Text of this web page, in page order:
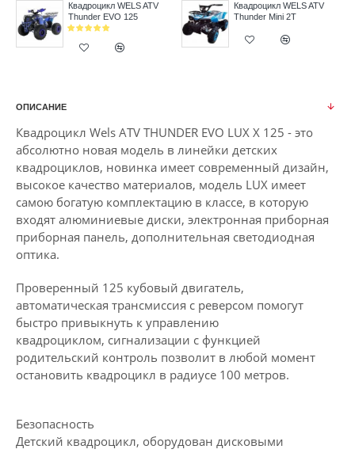
Квадроцикл WELS ATV
Thunder EVO 125
Квадроцикл WELS ATV
Thunder Mini 2T
ОПИСАНИЕ
Квадроцикл Wels ATV THUNDER EVO LUX X 125 - это
абсолютно новая модель в линейки детских
квадроциклов, новинка имеет современный дизайн,
высокое качество материалов, модель LUX имеет
самою богатую комплектацию в классе, в которую
входят алюминиевые диски, электронная приборная
приборная панель, дополнительная светодиодная
оптика.
Проверенный 125 кубовый двигатель,
автоматическая трансмиссия с реверсом помогут
быстро привыкнуть к управлению
квадроциклом, сигнализации с функцией
родительский контроль позволит в любой момент
остановить квадроцикл в радиусе 100 метров.
Безопасность
Детский квадроцикл, оборудован дисковыми